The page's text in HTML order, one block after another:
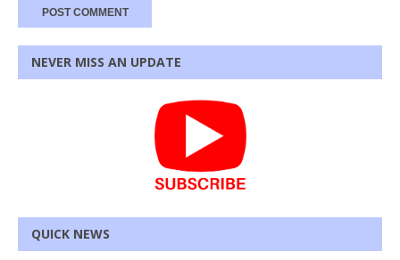
NEVER MISS AN UPDATE
QUICK NEWS